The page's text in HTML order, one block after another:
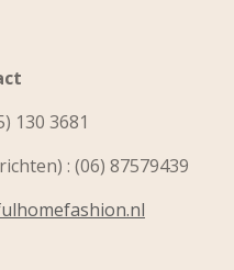
130 3681
: (06) 87579439